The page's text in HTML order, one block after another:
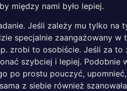
między nami było lepiej.
Jeśli zależy mu tylko na
specjalnie zaangażowany
zrobi to osobiście. Jeśli za
szybciej i lepiej.
po prostu pouczyć,
z siebie również